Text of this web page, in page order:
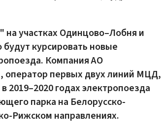
на участках Одинцово–Лобня и
курсировать новые
Компания АО
первых двух линий МЦД,
2019–2020 годах электропоезда
парка на Белорусско-
Рижском направлениях.